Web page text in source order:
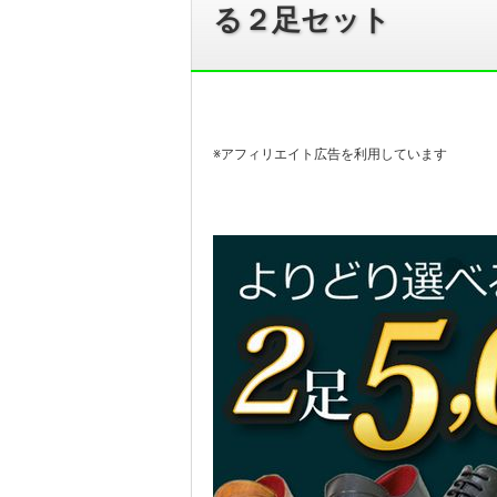
る２足セット
※アフィリエイト広告を利用しています